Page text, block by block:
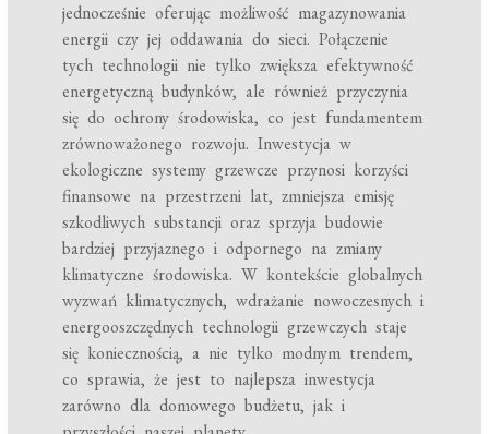
jednocześnie oferując możliwość magazynowania
energii czy jej oddawania do sieci. Połączenie
tych technologii nie tylko zwiększa efektywność
energetyczną budynków, ale również przyczynia
się do ochrony środowiska, co jest fundamentem
zrównoważonego rozwoju. Inwestycja w
ekologiczne systemy grzewcze przynosi korzyści
finansowe na przestrzeni lat, zmniejsza emisję
szkodliwych substancji oraz sprzyja budowie
bardziej przyjaznego i odpornego na zmiany
klimatyczne środowiska. W kontekście globalnych
wyzwań klimatycznych, wdrażanie nowoczesnych i
energooszczędnych technologii grzewczych staje
się koniecznością, a nie tylko modnym trendem,
co sprawia, że jest to najlepsza inwestycja
zarówno dla domowego budżetu, jak i